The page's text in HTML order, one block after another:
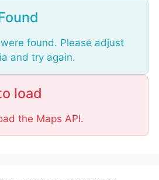
found. Please adjust
and try again.
load
the Maps API.